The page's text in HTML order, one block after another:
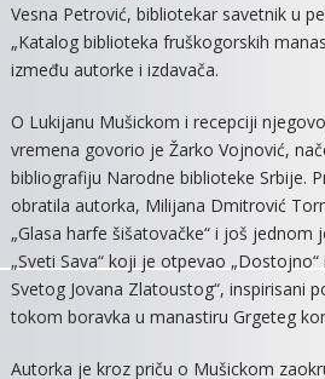
Vesna Petrović, bibliotekar savetnik u
„Katalog biblioteka fruškogorskih
između autorke i izdavača.
O Lukijanu Mušickom i recepciji
vremena govorio je Žarko Vojnović,
bibliografiju Narodne biblioteke Srbije.
obratila autorka, Milijana Dmitrović
„Glasa harfe šišatovačke“ i još jednom
„Sveti Sava“ koji je otpevao
Svetog Jovana Zlatoustog“, inspirisani
tokom boravka u manastiru Grgeteg
Autorka je kroz priču o Mušickom